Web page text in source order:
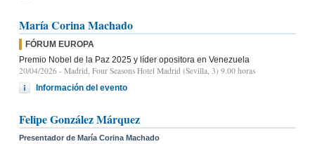
María Corina Machado
FÓRUM EUROPA
Premio Nobel de la Paz 2025 y líder opositora en Venezuela
20/04/2026 - Madrid, Four Seasons Hotel Madrid (Sevilla, 3) 9.00 horas
Información del evento
Felipe González Márquez
Presentador de María Corina Machado